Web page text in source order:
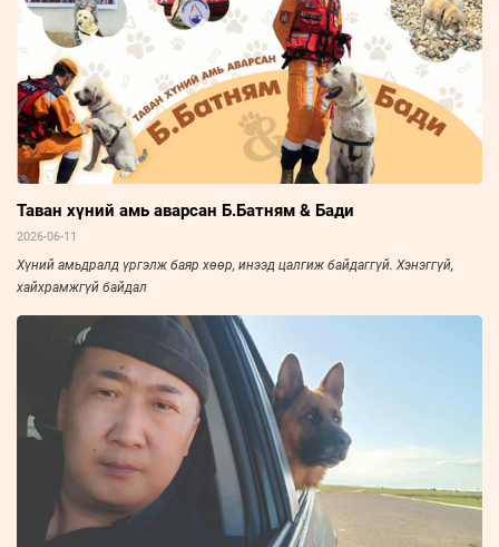
Таван хүний амь аварсан Б.Батням & Бади
2026-06-11
Хүний амьдралд үргэлж баяр хөөр, инээд цалгиж байдаггүй. Хэнэггүй,
хайхрамжгүй байдал